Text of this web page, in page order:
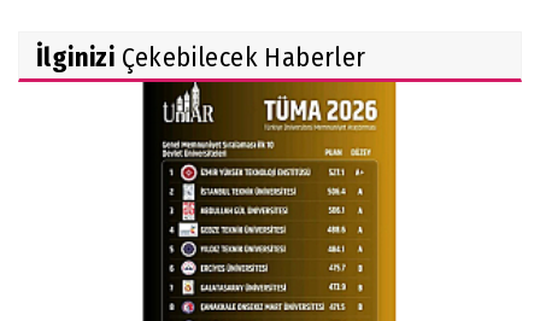
İlginizi Çekebilecek Haberler